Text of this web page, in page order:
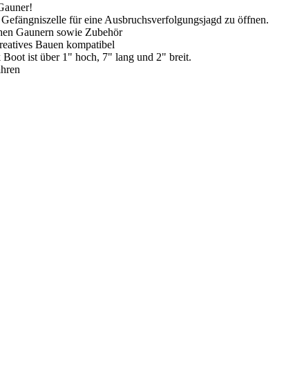
für eine Ausbruchsverfolgungsjagd zu öffnen.
Gaunern sowie Zubehör
Bauen kompatibel
ist über 1" hoch, 7" lang und 2" breit.